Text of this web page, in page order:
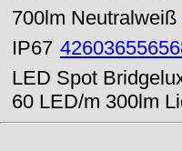
700lm Neutralweiß
IP67
LED Spot
60 LED/m 300lm